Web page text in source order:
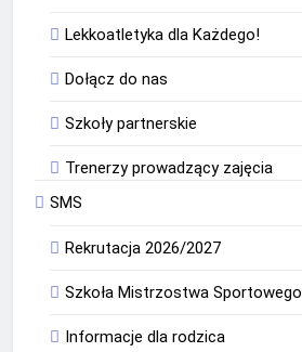
Lekkoatletyka dla Każdego!
Dołącz do nas
Szkoły partnerskie
Trenerzy prowadzący zajęcia
SMS
Rekrutacja 2026/2027
Szkoła Mistrzostwa Sportowego
Informacje dla rodzica